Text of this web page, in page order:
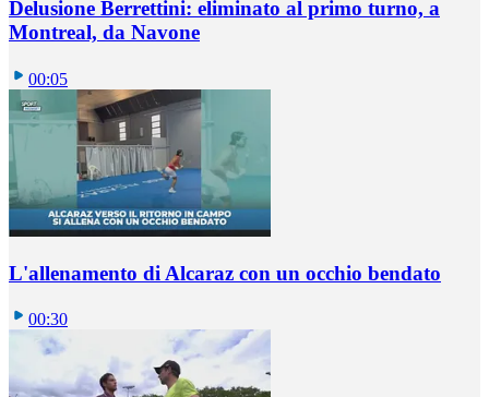
Delusione Berrettini: eliminato al primo turno, a
Montreal, da Navone
00:05
L'allenamento di Alcaraz con un occhio bendato
00:30